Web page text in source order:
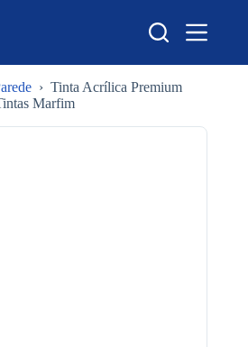
› Tinta Acrílica Premium
Marfim